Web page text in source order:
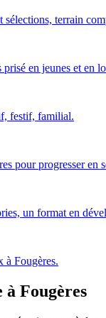
terrain
en jeunes et en
festif, familial.
pour progresser en
un format en
à Fougères.
à Fougères